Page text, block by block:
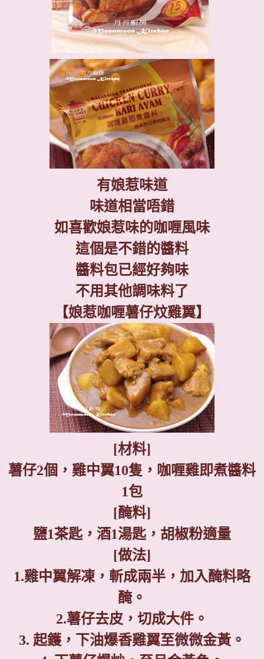
有娘惹味道
味道相當唔錯
如喜歡娘惹味的咖喱風味
這個是不錯的醬料
醬料包已經好夠味
不用其他調味料了
【娘惹咖喱薯仔炆雞翼】
[材料]
薯仔2個，雞中翼10隻，咖喱雞即煮醬料
1包
[醃料]
鹽1茶匙，酒1湯匙，胡椒粉適量
[做法]
1.雞中翼解凍，斬成兩半，加入醃料略
醃。
2.薯仔去皮，切成大件。
3. 起鑊，下油爆香雞翼至微微金黃。